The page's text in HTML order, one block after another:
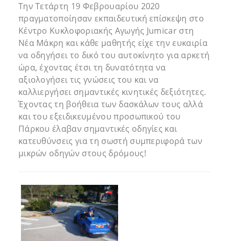
Την Τετάρτη 19 Φεβρουαρίου 2020
πραγματοποίησαν εκπαιδευτική επίσκεψη στο
Κέντρο Κυκλοφοριακής Αγωγής Jumicar στη
Νέα Μάκρη και κάθε μαθητής είχε την ευκαιρία
να οδηγήσει το δικό του αυτοκίνητο για αρκετή
ώρα, έχοντας έτσι τη δυνατότητα να
αξιολογήσει τις γνώσεις του και να
καλλιεργήσει σημαντικές κινητικές δεξιότητες.
Έχοντας τη βοήθεια των δασκάλων τους αλλά
και του εξειδικευμένου προσωπικού του
Πάρκου έλαβαν σημαντικές οδηγίες και
κατευθύνσεις για τη σωστή συμπεριφορά των
μικρών οδηγών στους δρόμους!